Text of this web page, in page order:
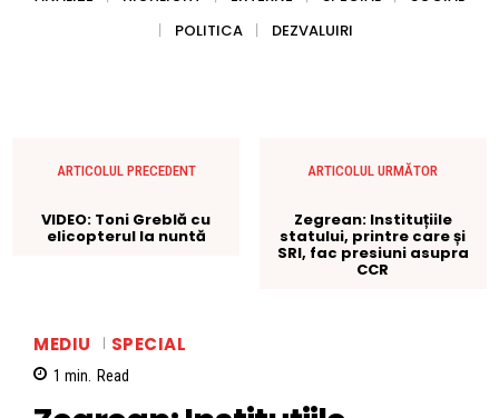
POLITICA
DEZVALUIRI
ARTICOLUL PRECEDENT
VIDEO: Toni Greblă cu
elicopterul la nuntă
ARTICOLUL URMĂTOR
Zegrean: Instituțiile
statului, printre care și
SRI, fac presiuni asupra
CCR